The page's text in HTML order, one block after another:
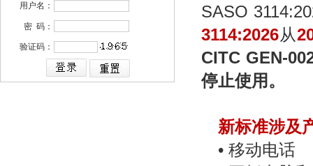
用户名：
密 码：
验证码：
SASO
3114:2026从
CITC GEN-
停止使用。
新标准涉及
• 移动电话